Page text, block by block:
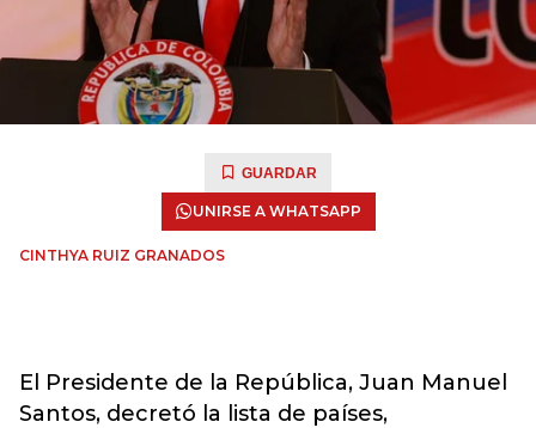
GUARDAR
UNIRSE A WHATSAPP
CINTHYA RUIZ GRANADOS
El Presidente de la República, Juan Manuel
Santos, decretó la lista de países,